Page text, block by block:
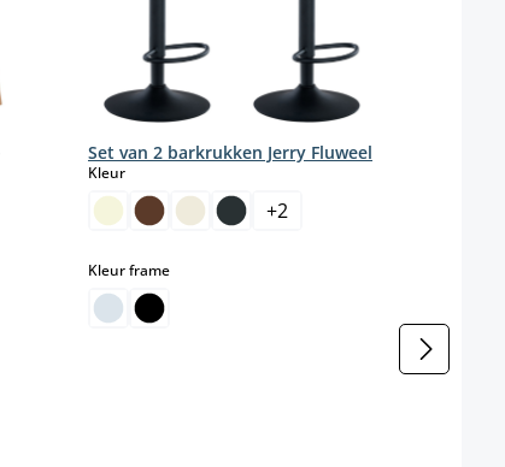
Set van 2 barkrukken Jerry Fluweel
Kleurselect
+2
Kleur frameselect